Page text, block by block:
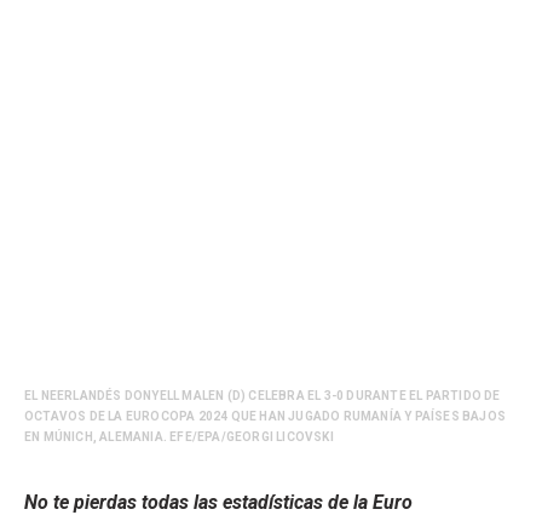
EL NEERLANDÉS DONYELL MALEN (D) CELEBRA EL 3-0 DURANTE EL PARTIDO DE
OCTAVOS DE LA EUROCOPA 2024 QUE HAN JUGADO RUMANÍA Y PAÍSES BAJOS
EN MÚNICH, ALEMANIA. EFE/EPA/GEORGI LICOVSKI
No te pierdas todas las estadísticas de la Euro